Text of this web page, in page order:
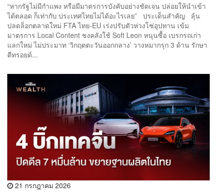
“หากรัฐไม่มีกำแพง หรือมีมาตรการบังคับอย่างชัดเจน ปล่อยให้นำเข้า
ได้ตลอด ก็เท่ากับ ประเทศไทยไม่ได้อะไรเลย” ประเด็นสำคัญ ลุ้น
ปลดล็อกตลาดใหม่ FTA ไทย-EU เร่งปรับตัวห่วงโซ่อุปทาน เข้ม
มาตรการ Local Content ชงคลังใช้ Soft Leon หนุนซื้อ เบรกรถเก่า
แลกใหม่ ไม่ประมาท ‘วิกฤตตะวันออกกลาง’ วางหมากรุก 3 ด้าน รักษา
ดีทรอยด์...
21 กรกฎาคม 2026